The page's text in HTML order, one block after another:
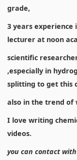
grade,
3 years experience
lecturer at noon
scientific
,especially in
splitting to get this
also in the trend
I love writing
videos.
you can contact